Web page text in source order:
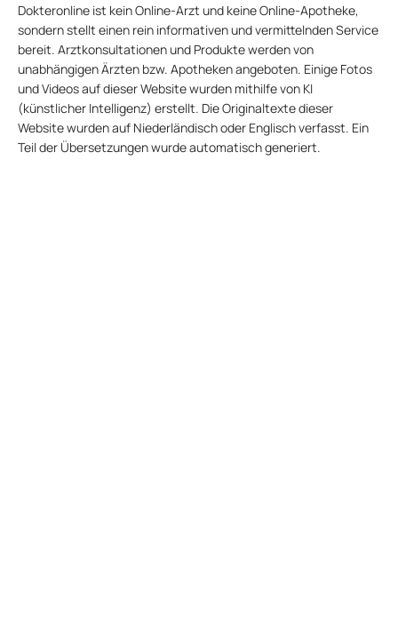
Dokteronline ist kein Online-Arzt und keine Online-Apotheke,
sondern stellt einen rein informativen und vermittelnden Service
bereit. Arztkonsultationen und Produkte werden von
unabhängigen Ärzten bzw. Apotheken angeboten. Einige Fotos
und Videos auf dieser Website wurden mithilfe von KI
(künstlicher Intelligenz) erstellt. Die Originaltexte dieser
Website wurden auf Niederländisch oder Englisch verfasst. Ein
Teil der Übersetzungen wurde automatisch generiert.